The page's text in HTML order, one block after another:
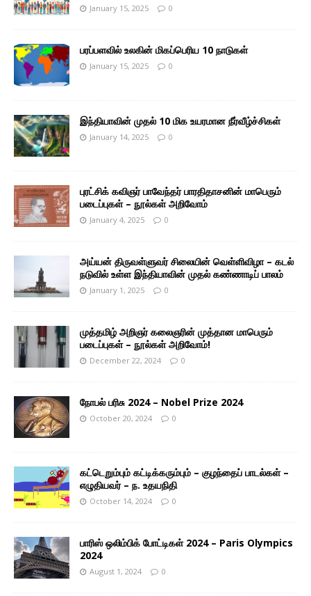
January 15, 2025 0
பரப்பளவில் உலகின் மிகப்பெரிய 10 நாடுகள்
January 15, 2025 0
இந்தியாவின் முதல் 10 மிக உயரமான நீர்வீழ்ச்சிகள்
January 14, 2025 0
புரட்சிக் கவிஞர் பாவேந்தர் பாரதிதாசனின் மாபெரும்
படைப்புகள் – நூல்கள் அறிவோம்
January 4, 2025 0
அய்யன் திருவள்ளுவர் சிலையின் வெள்ளிவிழா – கடல்
நடுவில் உள்ள இந்தியாவின் முதல் கண்ணாடிப் பாலம்
January 1, 2025 0
முத்தமிழ் அறிஞர் கலைஞரின் முத்தான மாபெரும்
படைப்புகள் – நூல்கள் அறிவோம்!
December 22, 2024 0
நோபல் பரிசு 2024 – Nobel Prize 2024
October 20, 2024 0
கட்டெறும்பும் கட்டிக்கரும்பும் – குழந்தைப் பாடல்கள் –
எழுதியவர் – ந. உதயநிதி
October 14, 2024 0
பாரிஸ் ஒலிம்பிக் போட்டிகள் 2024 – Paris Olympics
2024
August 1, 2024 0